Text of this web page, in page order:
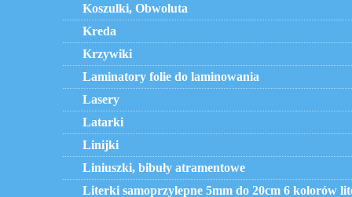
Koszulki, Obwoluta
Kreda
Krzywiki
Laminatory folie do laminowania
Lasery
Latarki
Linijki
Liniuszki, bibuły atramentowe
Literki samoprzylepne 5mm do 20cm 6 kolorów